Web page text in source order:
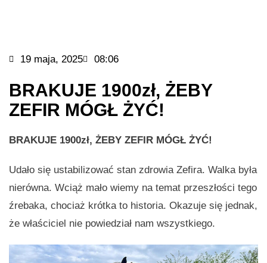
19 maja, 2025 08:06
BRAKUJE 1900zł, ŻEBY
ZEFIR MÓGŁ ŻYĆ!
BRAKUJE 1900zł, ŻEBY ZEFIR MÓGŁ ŻYĆ!
Udało się ustabilizować stan zdrowia Zefira. Walka była
nierówna. Wciąż mało wiemy na temat przeszłości tego
źrebaka, chociaż krótka to historia. Okazuje się jednak,
że właściciel nie powiedział nam wszystkiego.